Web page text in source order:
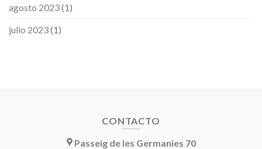
agosto 2023(1)
julio 2023(1)
CONTACTO
Passeig de les Germanies 70